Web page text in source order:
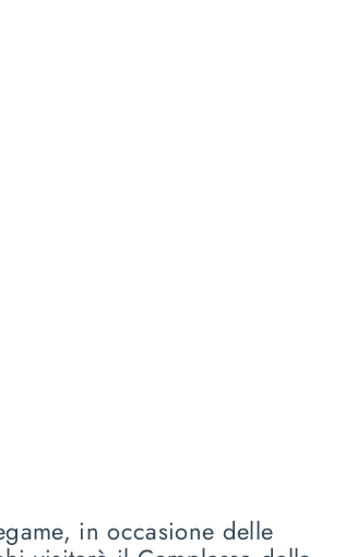
in occasione delle